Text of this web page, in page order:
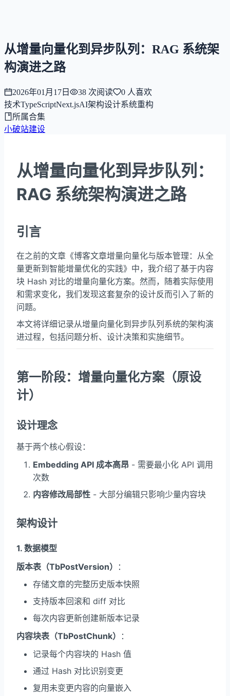
从增量向量化到异步队列：RAG 系统架
构演进之路
2026年01月17日 38 次阅读 0 人喜欢
技术TypeScriptNext.jsAI架构设计系统重构
所属合集
小破站建设
从增量向量化到异步队列：
RAG 系统架构演进之路
引言
在之前的文章《博客文章增量向量化与版本管理：从全
量更新到智能增量优化的实践》中，我介绍了基于内容
块 Hash 对比的增量向量化方案。然而，随着实际使用
和需求变化，我们发现这套复杂的设计反而引入了新的
问题。
本文将详细记录从增量向量化到异步队列系统的架构演
进过程，包括问题分析、设计决策和实施细节。
第一阶段：增量向量化方案（原设
计）
设计理念
基于两个核心假设：
Embedding API 成本高昂 - 需要最小化 API 调用
次数
内容修改局部性 - 大部分编辑只影响少量内容块
架构设计
1. 数据模型
版本表（TbPostVersion）
：
存储文章的完整历史版本快照
支持版本回滚和 diff 对比
每次内容更新创建新版本记录
内容块表（TbPostChunk）
：
记录每个内容块的 Hash 值
通过 Hash 对比识别变更
复用未变更内容的向量嵌入